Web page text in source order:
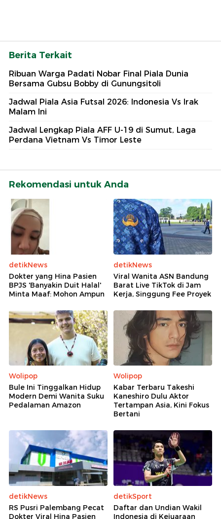
Berita Terkait
Ribuan Warga Padati Nobar Final Piala Dunia
Bersama Gubsu Bobby di Gunungsitoli
Jadwal Piala Asia Futsal 2026: Indonesia Vs Irak
Malam Ini
Jadwal Lengkap Piala AFF U-19 di Sumut, Laga
Perdana Vietnam Vs Timor Leste
Rekomendasi untuk Anda
detikNews
Dokter yang Hina Pasien
BPJS 'Banyakin Duit Halal'
Minta Maaf: Mohon Ampun
detikNews
Viral Wanita ASN Bandung
Barat Live TikTok di Jam
Kerja, Singgung Fee Proyek
Wolipop
Bule Ini Tinggalkan Hidup
Modern Demi Wanita Suku
Pedalaman Amazon
Wolipop
Kabar Terbaru Takeshi
Kaneshiro Dulu Aktor
Tertampan Asia, Kini Fokus
Bertani
detikNews
RS Pusri Palembang Pecat
Dokter Viral Hina Pasien
detikSport
Daftar dan Undian Wakil
Indonesia di Kejuaraan